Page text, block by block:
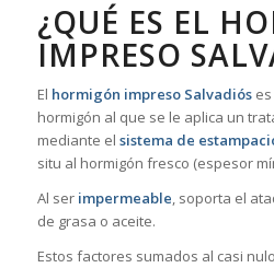
¿QUÉ ES EL
IMPRESO
El hormigón impreso Salvadióses
hormigón al que se le aplica un
mediante el sistema de
situ al hormigón fresco (espesor
Al ser impermeable, soporta el
de grasa o aceite.
Estos factores sumados al casi